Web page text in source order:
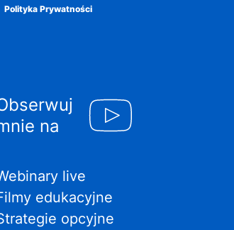
Polityka Prywatności
na
live
edukacyjne
opcyjne